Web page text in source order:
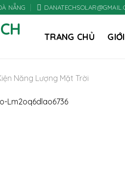
NẴNG
TRANG CHỦ
Năng Lượng Mặt Trời